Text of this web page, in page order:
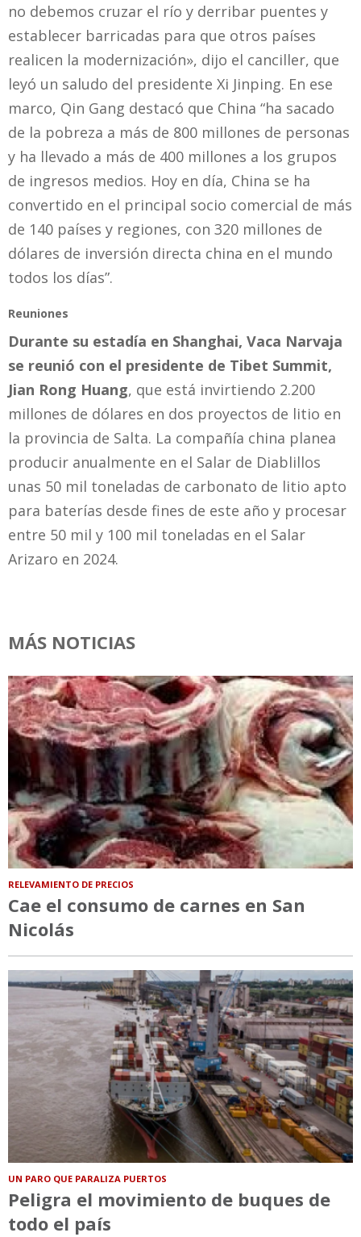
no debemos cruzar el río y derribar puentes y
establecer barricadas para que otros países
realicen la modernización», dijo el canciller, que
leyó un saludo del presidente Xi Jinping. En ese
marco, Qin Gang destacó que China “ha sacado
de la pobreza a más de 800 millones de personas
y ha llevado a más de 400 millones a los grupos
de ingresos medios. Hoy en día, China se ha
convertido en el principal socio comercial de más
de 140 países y regiones, con 320 millones de
dólares de inversión directa china en el mundo
todos los días”.
Reuniones
Durante su estadía en Shanghai, Vaca Narvaja
se reunió con el presidente de Tibet Summit,
Jian Rong Huang, que está invirtiendo 2.200
millones de dólares en dos proyectos de litio en
la provincia de Salta. La compañía china planea
producir anualmente en el Salar de Diablillos
unas 50 mil toneladas de carbonato de litio apto
para baterías desde fines de este año y procesar
entre 50 mil y 100 mil toneladas en el Salar
Arizaro en 2024.
MÁS NOTICIAS
RELEVAMIENTO DE PRECIOS
Cae el consumo de carnes en San
Nicolás
UN PARO QUE PARALIZA PUERTOS
Peligra el movimiento de buques de
todo el país